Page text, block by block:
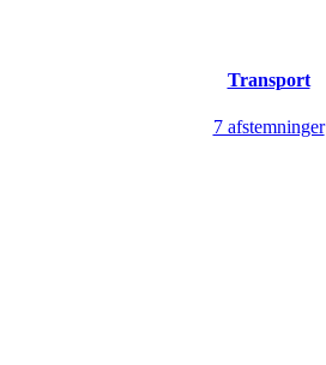
Transport
7 afstemninger